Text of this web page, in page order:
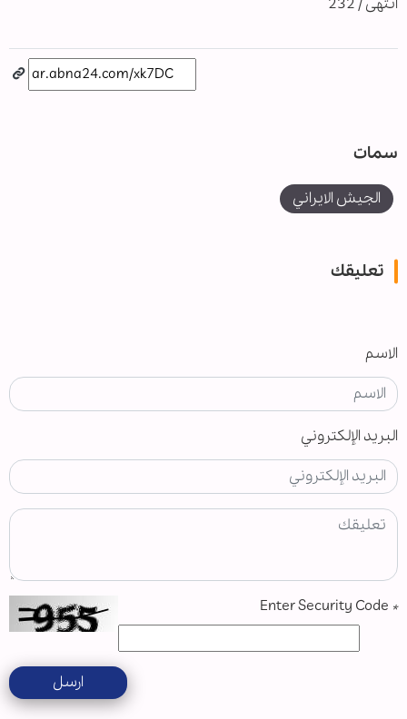
سمات
الجيش الايراني
تعليقك
الاسم
البريد الإلكتروني
*
ارسل